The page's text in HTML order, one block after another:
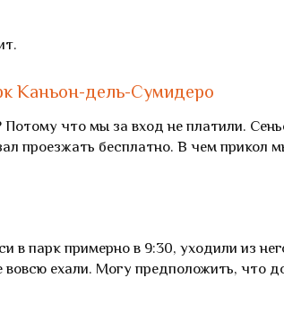
Каньон-дель-Сумидеро
что мы за вход не платили.
проезжать бесплатно. В чем прикол
в парк примерно в 9:30, уходили из
ехали. Могу предположить, что